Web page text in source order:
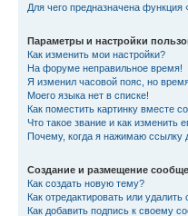
Для чего предназначена функция
Параметры и настройки
Как изменить мои настройки?
На форуме неправильное время!
Я изменил часовой пояс, но
Моего языка нет в списке!
Как поместить картинку вместе
Что такое звание и как изменить
Почему, когда я нажимаю ссылку
Создание и размещение
Как создать новую тему?
Как отредактировать или
Как добавить подпись к своему